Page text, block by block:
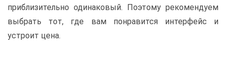
приблизительно одинаковый. Поэтому рекомендуем
выбрать тот, где вам понравится интерфейс и
устроит цена.